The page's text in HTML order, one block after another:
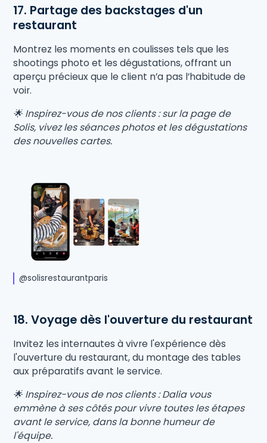
17. Partage des backstages d'un
restaurant
Montrez les moments en coulisses tels que les
shootings photo et les dégustations, offrant un
aperçu précieux que le client n’a pas l’habitude de
voir.
🌟 Inspirez-vous de nos clients : sur la page de
Solis, vivez les séances photos et les dégustations
des nouvelles cartes.
@solisrestaurantparis
18. Voyage dès l'ouverture du restaurant
Invitez les internautes à vivre l'expérience dès
l'ouverture du restaurant, du montage des tables
aux préparatifs avant le service.
🌟 Inspirez-vous de nos clients : Dalia vous
emmène à ses côtés pour vivre toutes les étapes
avant le service, dans la bonne humeur de
l'équipe.